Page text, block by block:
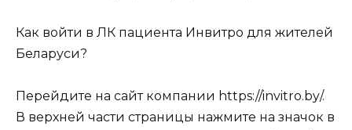
Как войти в ЛК пациента Инвитро для жителей
Беларуси?
Перейдите на сайт компании https://invitro.by/.
В верхней части страницы нажмите на значок в